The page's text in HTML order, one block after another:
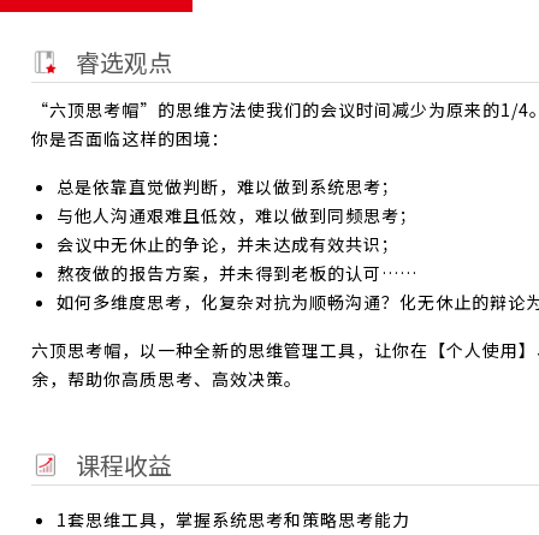
睿选观点
“六顶思考帽”的思维方法使我们的会议时间减少为原来的1/
你是否面临这样的困境：
总是依靠直觉做判断，难以做到系统思考；
与他人沟通艰难且低效，难以做到同频思考；
会议中无休止的争论，并未达成有效共识；
熬夜做的报告方案，并未得到老板的认可……
如何多维度思考，化复杂对抗为顺畅沟通？化无休止的辩论
六顶思考帽，以一种全新的思维管理工具，让你在【个人使用
余，帮助你高质思考、高效决策。
课程收益
1套思维工具，掌握系统思考和策略思考能力